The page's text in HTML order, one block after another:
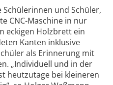
und Schüler,
CNC-Maschine in nur
eckigen Holzbrett ein
Kanten inklusive
als Erinnerung mit
„Individuell und in der
heutzutage bei kleineren